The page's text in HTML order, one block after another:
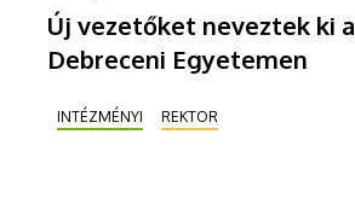
Új vezetőket neveztek ki a
Debreceni Egyetemen
INTÉZMÉNYI REKTOR